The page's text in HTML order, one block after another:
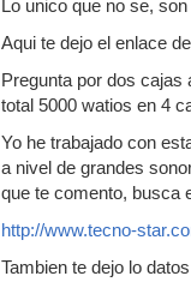
Lo unico que no se,
Aqui te dejo el enlace
Pregunta por dos
total 5000 watios en 4
Yo he trabajado con
a nivel de grandes
que te comento, busca
http://www.tecno-
Tambien te dejo lo